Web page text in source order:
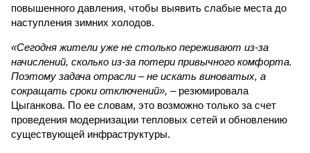
повышенного давления, чтобы выявить слабые места до
наступления зимних холодов.
«Сегодня жители уже не столько переживают из-за
начислений, сколько из-за потери привычного комфорта.
Поэтому задача отрасли – не искать виноватых, а
сокращать сроки отключений», – резюмировала
Цыганкова. По ее словам, это возможно только за счет
проведения модернизации тепловых сетей и обновлению
существующей инфраструктуры.